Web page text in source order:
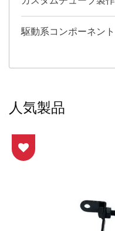
駆動系コンポーネント
人気製品